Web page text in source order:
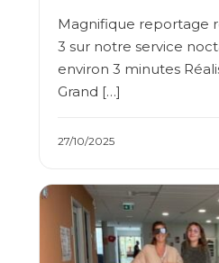
Magnifique reportage
3 sur notre service
environ 3 minutes
Grand […]
27/10/2025